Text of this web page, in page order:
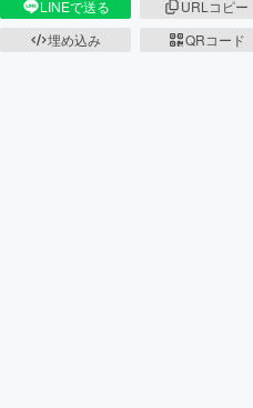
LINEで送る
URLコピー
埋め込み
QRコード